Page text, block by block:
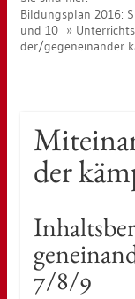
Bil­dungs­plan 2016:
und 10
der/ge­gen­ein­an­der
der
7/8/9